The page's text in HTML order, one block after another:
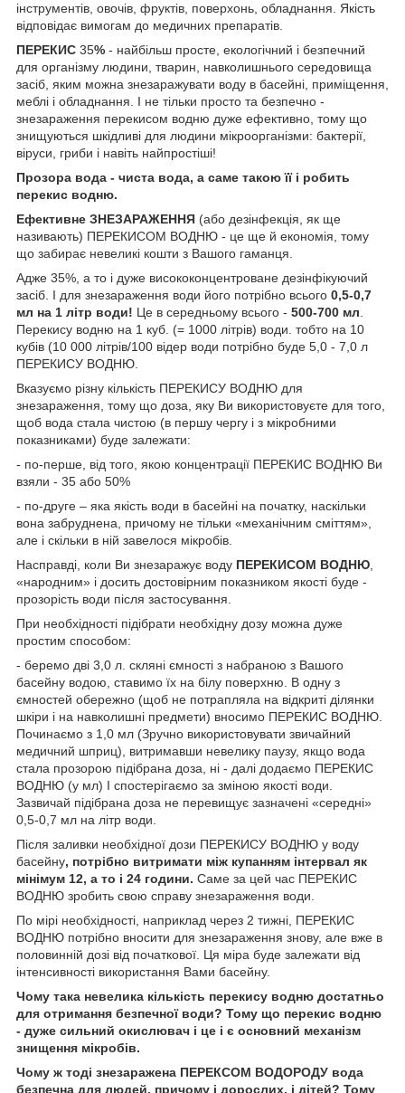
інструментів, овочів, фруктів, поверхонь, обладнання. Якість
відповідає вимогам до медичних препаратів.
ПЕРЕКИС 35% - найбільш просте, екологічний і безпечний
для організму людини, тварин, навколишнього середовища
засіб, яким можна знезаражувати воду в басейні, приміщення,
меблі і обладнання. І не тільки просто та безпечно -
знезараження перекисом водню дуже ефективно, тому що
знищуються шкідливі для людини мікроорганізми: бактерії,
віруси, гриби і навіть найпростіші!
Прозора вода - чиста вода, а саме такою її і робить
перекис водню.
Ефективне ЗНЕЗАРАЖЕННЯ (або дезінфекція, як ще
називають) ПЕРЕКИСОМ ВОДНЮ - це ще й економія, тому
що забирає невеликі кошти з Вашого гаманця.
Адже 35%, а то і дуже висококонцентроване дезінфікуючий
засіб. І для знезараження води його потрібно всього 0,5-0,7
мл на 1 літр води! Це в середньому всього - 500-700 мл.
Перекису водню на 1 куб. (= 1000 літрів) води. тобто на 10
кубів (10 000 літрів/100 відер води потрібно буде 5,0 - 7,0 л
ПЕРЕКИСУ ВОДНЮ.
Вказуємо різну кількість ПЕРЕКИСУ ВОДНЮ для
знезараження, тому що доза, яку Ви використовуєте для того,
щоб вода стала чистою (в першу чергу і з мікробними
показниками) буде залежати:
- по-перше, від того, якою концентрації ПЕРЕКИС ВОДНЮ Ви
взяли - 35 або 50%
- по-друге – яка якість води в басейні на початку, наскільки
вона забруднена, причому не тільки «механічним сміттям»,
але і скільки в ній завелося мікробів.
Насправді, коли Ви знезаражує воду ПЕРЕКИСОМ ВОДНЮ,
«народним» і досить достовірним показником якості буде -
прозорість води після застосування.
При необхідності підібрати необхідну дозу можна дуже
простим способом:
- беремо дві 3,0 л. скляні ємності з набраною з Вашого
басейну водою, ставимо їх на білу поверхню. В одну з
ємностей обережно (щоб не потрапляла на відкриті ділянки
шкіри і на навколишні предмети) вносимо ПЕРЕКИС ВОДНЮ.
Починаємо з 1,0 мл (Зручно використовувати звичайний
медичний шприц), витримавши невелику паузу, якщо вода
стала прозорою підібрана доза, ні - далі додаємо ПЕРЕКИС
ВОДНЮ (у мл) І спостерігаємо за зміною якості води.
Зазвичай підібрана доза не перевищує зазначені «середні»
0,5-0,7 мл на літр води.
Після заливки необхідної дози ПЕРЕКИСУ ВОДНЮ у воду
басейну, потрібно витримати між купанням інтервал як
мінімум 12, а то і 24 години. Саме за цей час ПЕРЕКИС
ВОДНЮ зробить свою справу знезараження води.
По мірі необхідності, наприклад через 2 тижні, ПЕРЕКИС
ВОДНЮ потрібно вносити для знезараження знову, але вже в
половинній дозі від початкової. Ця міра буде залежати від
інтенсивності використання Вами басейну.
Чому така невелика кількість перекису водню достатньо
для отримання безпечної води? Тому що перекис водню
- дуже сильний окислювач і це і є основний механізм
знищення мікробів.
Чому ж тоді знезаражена ПЕРЕКСОМ ВОДОРОДУ вода
безпечна для людей, причому і дорослих, і дітей? Тому